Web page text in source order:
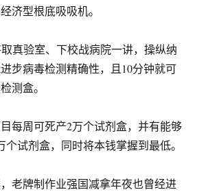
济型根底吸吸机。
取真验室、下校战病院一讲，操纵纳
步病毒检测精确性，且10分钟就可
测盒。
每周可死产2万个试剂盒，并有能够
个试剂盒，同时将本钱掌握到最低。
老牌制作业强国减拿年夜也曾经进